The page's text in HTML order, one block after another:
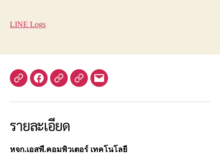
LINE Logs
Yelp FacebookTwitterInstagram
อีเมล
รายละเอียด
หจก.เอสพี.คอมพิวเตอร์ เทคโนโลยี